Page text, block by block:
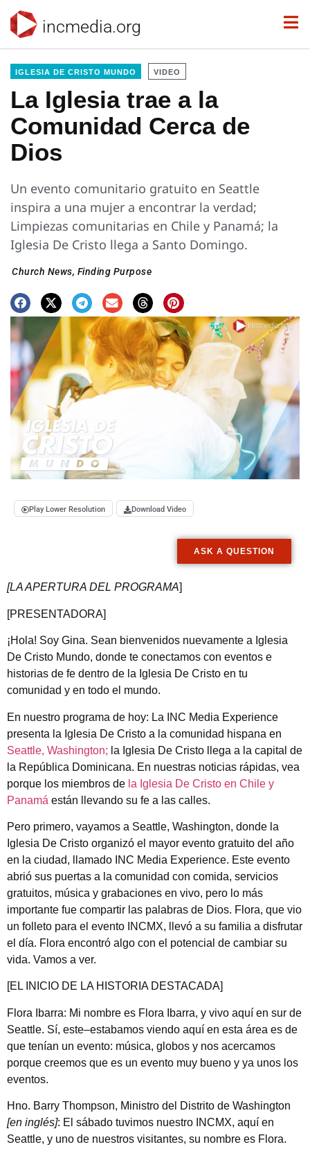
incmedia.org
IGLESIA DE CRISTO MUNDO VIDEO
La Iglesia trae a la
Comunidad Cerca de
Dios
Un evento comunitario gratuito en Seattle
inspira a una mujer a encontrar la verdad;
Limpiezas comunitarias en Chile y Panamá; la
Iglesia De Cristo llega a Santo Domingo.
Church News, Finding Purpose
Play Lower Resolution Download Video
ASK A QUESTION
[LA APERTURA DEL PROGRAMA]
[PRESENTADORA]
¡Hola! Soy Gina. Sean bienvenidos nuevamente a Iglesia
De Cristo Mundo, donde te conectamos con eventos e
historias de fe dentro de la Iglesia De Cristo en tu
comunidad y en todo el mundo.
En nuestro programa de hoy: La INC Media Experience
presenta la Iglesia De Cristo a la comunidad hispana en
Seattle, Washington; la Iglesia De Cristo llega a la capital de
la República Dominicana. En nuestras noticias rápidas, vea
porque los miembros de la Iglesia De Cristo en Chile y
Panamá están llevando su fe a las calles.
Pero primero, vayamos a Seattle, Washington, donde la
Iglesia De Cristo organizó el mayor evento gratuito del año
en la ciudad, llamado INC Media Experience. Este evento
abrió sus puertas a la comunidad con comida, servicios
gratuitos, música y grabaciones en vivo, pero lo más
importante fue compartir las palabras de Dios. Flora, que vio
un folleto para el evento INCMX, llevó a su familia a disfrutar
el día. Flora encontró algo con el potencial de cambiar su
vida. Vamos a ver.
[EL INICIO DE LA HISTORIA DESTACADA]
Flora Ibarra: Mi nombre es Flora Ibarra, y vivo aquí en sur de
Seattle. Sí, este–estabamos viendo aquí en esta área es de
que tenían un evento: música, globos y nos acercamos
porque creemos que es un evento muy bueno y ya unos los
eventos.
Hno. Barry Thompson, Ministro del Distrito de Washington
[en inglés]: El sábado tuvimos nuestro INCMX, aquí en
Seattle, y uno de nuestros visitantes, su nombre es Flora.